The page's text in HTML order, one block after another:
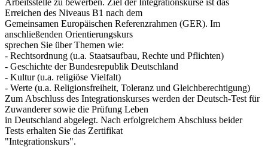
Erreichen des Niveaus B1 nach dem
Gemeinsamen Europäischen Referenzrahmen (GER). Im
anschließenden Orientierungskurs
sprechen Sie über Themen wie:
- Rechtsordnung (u.a. Staatsaufbau, Rechte und Pflichten)
- Geschichte der Bundesrepublik Deutschland
- Kultur (u.a. religiöse Vielfalt)
- Werte (u.a. Religionsfreiheit, Toleranz und Gleichberechtigung)
Zum Abschluss des Integrationskurses werden der Deutsch-Test für
Zuwanderer sowie die Prüfung Leben
in Deutschland abgelegt. Nach erfolgreichem Abschluss beider
Tests erhalten Sie das Zertifikat
"Integrationskurs".